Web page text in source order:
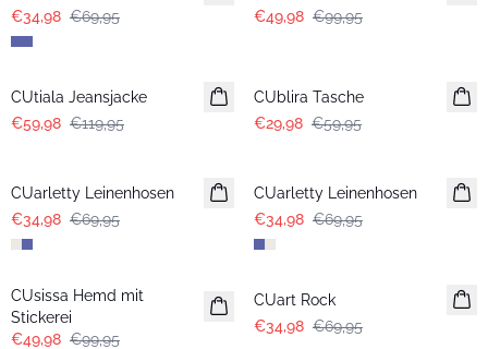
€34,98 €69,95
€49,98 €99,95
-50%
CUtiala Jeansjacke
€59,98 €119,95
CUblira Tasche
€29,98 €59,95
CUarletty Leinenhosen
€34,98 €69,95
CUarletty Leinenhosen
€34,98 €69,95
-50%
CUsissa Hemd mit
Stickerei
€49,98 €99,95
-50%
CUart Rock
€34,98 €69,95